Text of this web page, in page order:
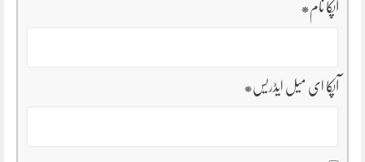
آپکا نام*
آپکا ای میل ایڈریس*